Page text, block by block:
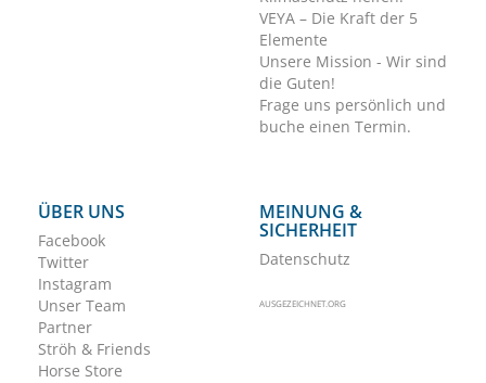
VEYA – Die Kraft der 5
Elemente
Unsere Mission - Wir sind
die Guten!
Frage uns persönlich und
buche einen Termin.
ÜBER UNS
Facebook
Twitter
Instagram
Unser Team
Partner
Ströh & Friends
Horse Store
MEINUNG &
SICHERHEIT
Datenschutz
AUSGEZEICHNET.ORG